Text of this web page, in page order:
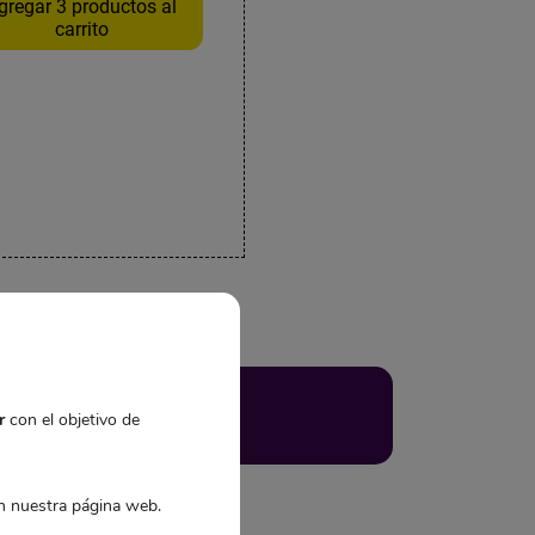
3 productos al
carrito
con el objetivo de
nuestra página web.